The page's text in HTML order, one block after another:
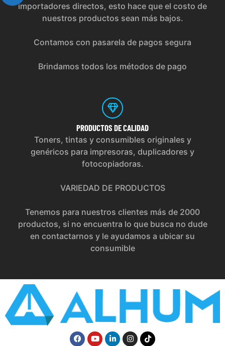
importadores directos, esto hace que el costo de
nuestros productos sean más bajos.
Contamos con pasarela de pagos segura
Brindamos todos los métodos de pago
PRODUCTOS DE CALIDAD
Toners, tintas y consumibles originales y
genéricos para impresoras, duplicadores y
fotocopiadoras.
VARIEDAD DE PRODUCTOS
Tenemos para nuestros clientes más de 2000
productos, si no encuentra lo que busca no dude
en contactarnos y le ayudamos a ubicar su
consumible